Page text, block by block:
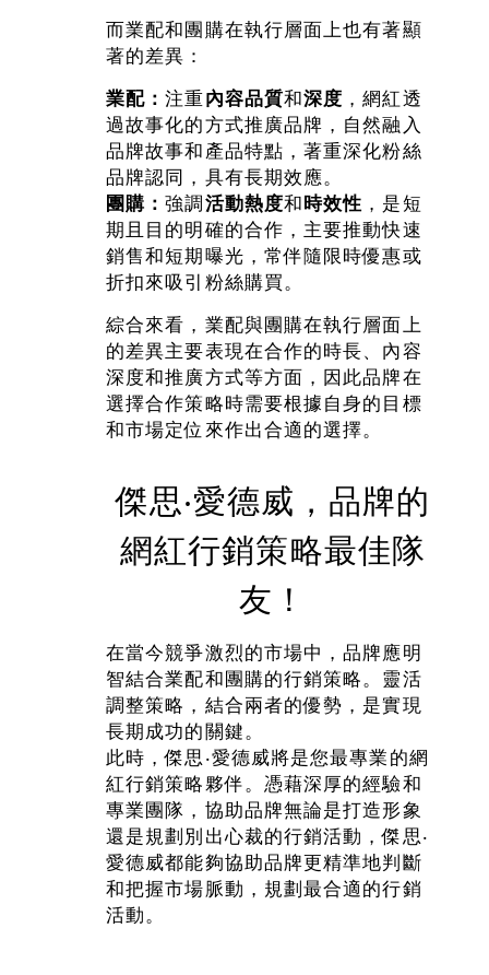
而業配和團購在執行層面上也有著顯
著的差異：
業配：注重內容品質和深度 ，網紅透
過故事化的方式推廣品牌，自然融入
品牌故事和產品特點，著重深化粉絲
品牌認同，具有長期效應。
團購：強調活動熱度和時效性 ，是短
期且目的明確的合作，主要推動快速
銷售和短期曝光，常伴隨限時優惠或
折扣來吸引粉絲購買。
綜合來看，業配與團購在執行層面上
的差異主要表現在合作的時長、內容
深度和推廣方式等方面，因此品牌在
選擇合作策略時需要根據自身的目標
和市場定位來作出合適的選擇。
傑思‧愛德威，品牌的
網紅行銷策略最佳隊
友！
在當今競爭激烈的市場中，品牌應明
智結合業配和團購的行銷策略。靈活
調整策略，結合兩者的優勢，是實現
長期成功的關鍵。
此時，傑思‧愛德威將是您最專業的網
紅行銷策略夥伴。憑藉深厚的經驗和
專業團隊，協助品牌無論是打造形象
還是規劃別出心裁的行銷活動，傑思‧
愛德威都能夠協助品牌更精準地判斷
和把握市場脈動，規劃最合適的行銷
活動。